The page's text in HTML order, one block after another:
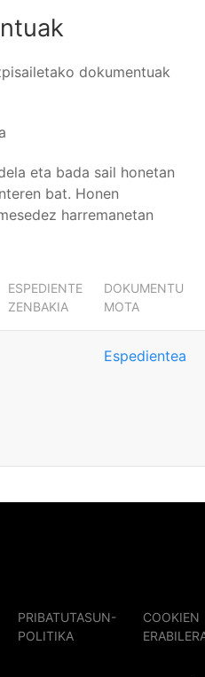
dokumentuak
eta bada sail honetan
bat. Honen
harremanetan
ESPEDIENTE
ZENBAKIA
DOKUMENTU
MOTA
Espedientea
PRIBATUTASUN-
POLITIKA
COOKIEN